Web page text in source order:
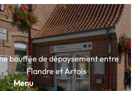
bouffée de dépaysement entre
Flandre et Artois
Menu